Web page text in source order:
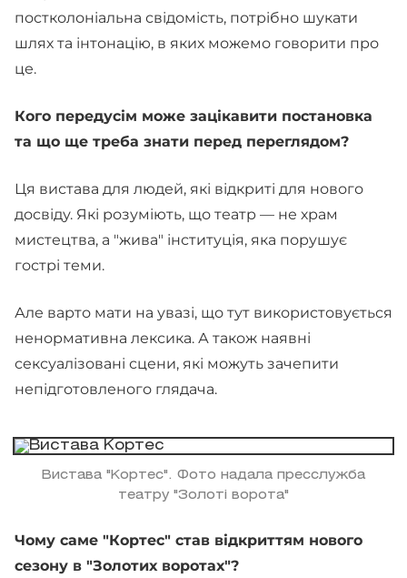
постколоніальна свідомість, потрібно шукати
шлях та інтонацію, в яких можемо говорити про
це.
Кого передусім може зацікавити постановка
та що ще треба знати перед переглядом?
Ця вистава для людей, які відкриті для нового
досвіду. Які розуміють, що театр — не храм
мистецтва, а "жива" інституція, яка порушує
гострі теми.
Але варто мати на увазі, що тут використовується
ненормативна лексика. А також наявні
сексуалізовані сцени, які можуть зачепити
непідготовленого глядача.
Вистава "Кортес". Фото надала пресслужба
театру "Золоті ворота"
Чому саме "Кортес" став відкриттям нового
сезону в "Золотих воротах"?